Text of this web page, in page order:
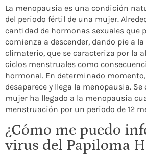
La menopausia es una condición
del periodo fértil de una mujer.
cantidad de hormonas sexuales que
comienza a descender, dando pie a
climaterio, que se caracteriza por la
ciclos menstruales como
hormonal. En determinado
desaparece y llega la menopausia.
mujer ha llegado a la menopausia
menstruación por un periodo de 12
¿Cómo me puedo
virus del Papiloma